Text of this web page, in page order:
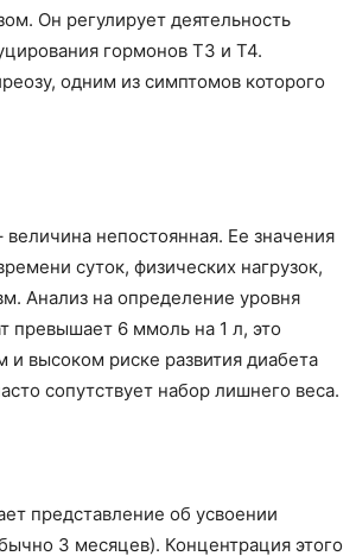
Он регулирует деятельность
гормонов Т3 и Т4.
одним из симптомов которого
непостоянная. Ее значения
суток, физических нагрузок,
Анализ на определение уровня
превышает 6 ммоль на 1 л, это
высоком риске развития диабета
сопутствует набор лишнего веса.
представление об усвоении
3 месяцев). Концентрация этого